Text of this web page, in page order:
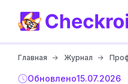
Главная Журнал
Обновлено15.07.2026